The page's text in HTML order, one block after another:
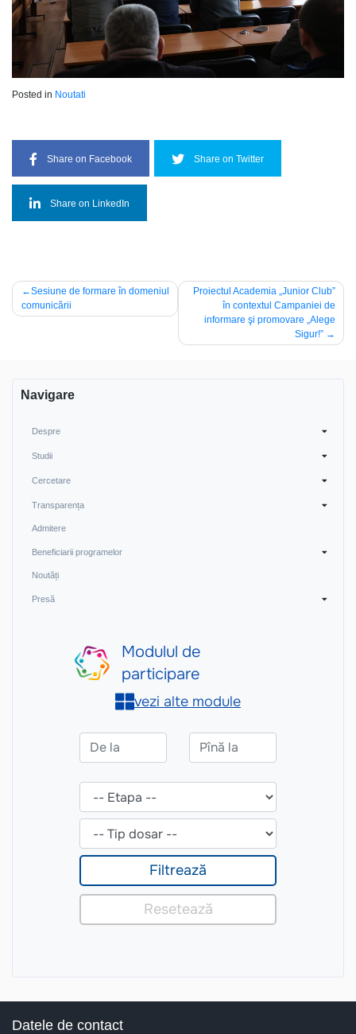
Posted in Noutati
Share on Facebook Share on Twitter
Share on LinkedIn
Navigare
în
Sesiune de formare în domeniul
comunicării
Proiectul Academia „Junior Club”
în contextul Campaniei de
informare şi promovare „Alege
Sigur!”
Navigare
Despre
Studii
Cercetare
Transparența
Admitere
Beneficiarii programelor
Noutăți
Presă
Datele de contact